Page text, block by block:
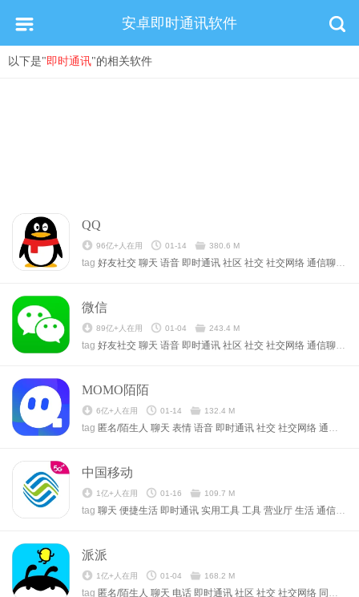
安卓即时通讯软件
以下是"即时通讯"的相关软件
QQ
96亿+人在用 01-14 380.6 M
tag 好友社交 聊天 语音 即时通讯 社区 社交 社交网络 通信聊天
微信
89亿+人在用 01-04 243.4 M
tag 好友社交 聊天 语音 即时通讯 社区 社交 社交网络 通信聊天
MOMO陌陌
6亿+人在用 01-14 132.4 M
tag 匿名/陌生人 聊天 表情 语音 即时通讯 社交 社交网络 通信聊天
中国移动
1亿+人在用 01-16 109.7 M
tag 聊天 便捷生活 即时通讯 实用工具 工具 营业厅 生活 通信聊天
派派
1亿+人在用 01-04 168.2 M
tag 匿名/陌生人 聊天 电话 即时通讯 社区 社交 社交网络 同城